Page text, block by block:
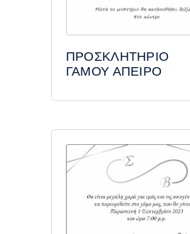
ΠΡΟΣΚΛΗΤΗΡΙΟ
ΓΑΜΟΥ ΑΠΕΙΡΟ